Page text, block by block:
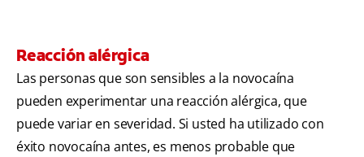
Reacción alérgica
Las personas que son sensibles a la novocaína
pueden experimentar una reacción alérgica, que
puede variar en severidad. Si usted ha utilizado con
éxito novocaína antes, es menos probable que